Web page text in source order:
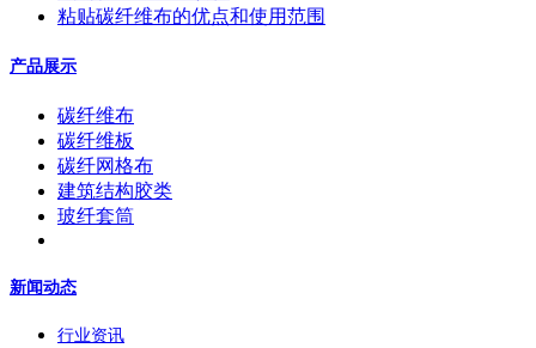
粘贴碳纤维布的优点和使用范围
产品展示
碳纤维布
碳纤维板
碳纤网格布
建筑结构胶类
玻纤套筒
新闻动态
行业资讯